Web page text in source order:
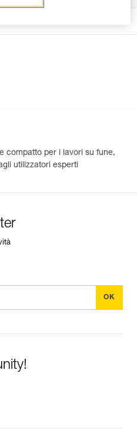
i tuoi DPI
i dati dei tuoi DPI esistenti.
dalla sua data di
compatto per i lavori su fune,
utilizzatori esperti